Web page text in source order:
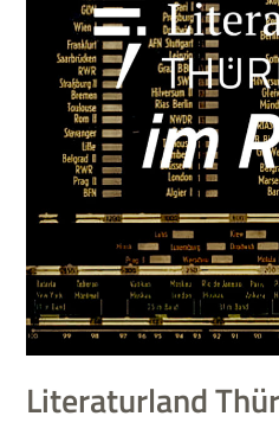
Literaturland